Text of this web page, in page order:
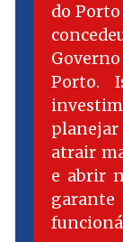
do
Porto.
atrair
e abrir